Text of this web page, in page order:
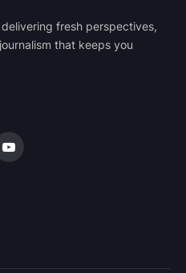
fresh perspectives,
that keeps you
YouTube